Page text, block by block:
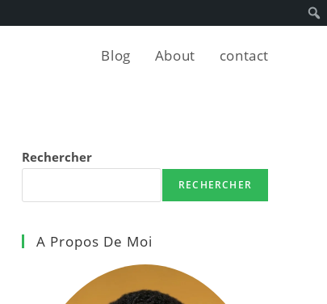
Blog About contact
Rechercher
RECHERCHER
A Propos De Moi